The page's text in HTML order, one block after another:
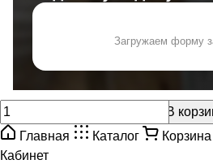
Загружаем форму
В
Главная
Каталог Корзина
Кабинет